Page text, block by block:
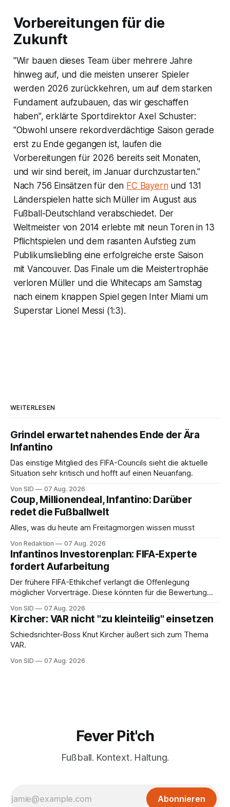
Vorbereitungen für die
Zukunft
"Wir bauen dieses Team über mehrere Jahre
hinweg auf, und die meisten unserer Spieler
werden 2026 zurückkehren, um auf dem starken
Fundament aufzubauen, das wir geschaffen
haben", erklärte Sportdirektor Axel Schuster:
"Obwohl unsere rekordverdächtige Saison gerade
erst zu Ende gegangen ist, laufen die
Vorbereitungen für 2026 bereits seit Monaten,
und wir sind bereit, im Januar durchzustarten."
Nach 756 Einsätzen für den FC Bayernund 131
Länderspielen hatte sich Müller im August aus
Fußball-Deutschland verabschiedet. Der
Weltmeister von 2014 erlebte mit neun Toren in 13
Pflichtspielen und dem rasanten Aufstieg zum
Publikumsliebling eine erfolgreiche erste Saison
mit Vancouver. Das Finale um die Meistertrophäe
verloren Müller und die Whitecaps am Samstag
nach einem knappen Spiel gegen Inter Miami um
Superstar Lionel Messi (1:3).
WEITERLESEN
Grindel erwartet nahendes Ende der Ära
Infantino
Das einstige Mitglied des FIFA-Councils sieht die aktuelle
Situation sehr kritisch und hofft auf einen Neuanfang.
Von SID 07 Aug. 2026
Coup, Millionendeal, Infantino: Darüber
redet die Fußballwelt
Alles, was du heute am Freitagmorgen wissen musst
Von Redaktion 07 Aug. 2026
Infantinos Investorenplan: FIFA-Experte
fordert Aufarbeitung
Der frühere FIFA-Ethikchef verlangt die Offenlegung
möglicher Vorverträge. Diese könnten für die Bewertung
Von SID 07 Aug. 2026
Kircher: VAR nicht "zu kleinteilig" einsetzen
Schiedsrichter-Boss Knut Kircher äußert sich zum Thema
VAR.
Von SID 07 Aug. 2026
Fever Pit'ch
Fußball. Kontext. Haltung.
Abonnieren